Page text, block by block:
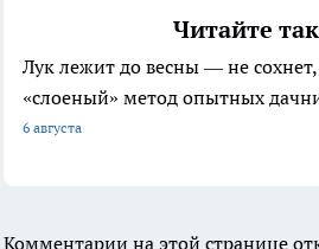
Читайте
Лук лежит до весны — не сохнет,
«слоеный» метод опытных
6 августа
Комментарии на этой странице